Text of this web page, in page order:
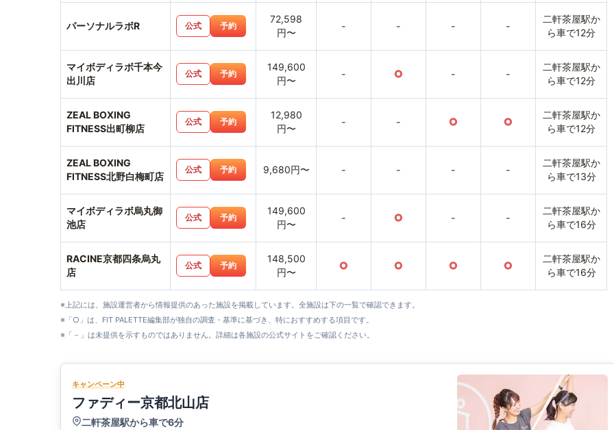
パーソナルラボR 公式 予約
72,598
円〜
- - - -
二軒茶屋駅か
ら車で12分
マイボディラボ千本今
出川店
公式 予約
149,600
円〜
- ○ - -
二軒茶屋駅か
ら車で12分
ZEAL BOXING
FITNESS出町柳店
公式 予約
12,980
円〜
- - ○ ○
二軒茶屋駅か
ら車で12分
ZEAL BOXING
FITNESS北野白梅町店
公式 予約 9,680円〜 - - - -
二軒茶屋駅か
ら車で13分
マイボディラボ烏丸御
池店
公式 予約
149,600
円〜
- ○ - -
二軒茶屋駅か
ら車で16分
RACINE京都四条烏丸
店
公式 予約
148,500
円〜
○ ○ ○ ○
二軒茶屋駅か
ら車で16分
※上記には、施設運営者から情報提供のあった施設を掲載しています。全施設は下の一覧で確認できます。
※「○」は、FIT PALETTE編集部が独自の調査・基準に基づき、特におすすめする項目です。
※「－」は未提供を示すものではありません。詳細は各施設の公式サイトをご確認ください。
キャンペーン中
ファディー京都北山店
二軒茶屋駅から車で6分